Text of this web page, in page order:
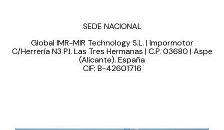
SEDE NACIONAL
Global IMR-MIR Technology S.L. | Impormotor
C/Herrería N3 P.I. Las Tres Hermanas | C.P. 03680 | Aspe
(Alicante). España
CIF: B-42601716